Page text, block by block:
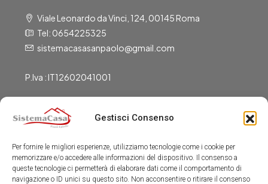
Gestisci Consenso
Per fornire le migliori esperienze, utilizziamo tecnologie come i cookie per
memorizzare e/o accedere alle informazioni del dispositivo. Il consenso a
queste tecnologie ci permetterà di elaborare dati come il comportamento di
navigazione o ID unici su questo sito. Non acconsentire o ritirare il consenso
Viale Leonardo da Vinci, 124, 00145 Roma
Tel: 0654225325
sistemacasasanpaolo@gmail.com
P.Iva : IT12602041001
Gli Uffici Sono Aperti
Dal Lunedì al Venerdì:
9:00-13:00
15:30-19:30